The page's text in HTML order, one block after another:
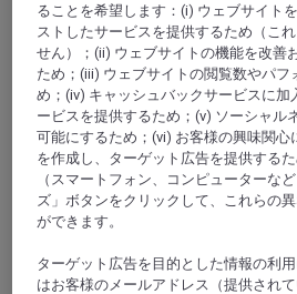
ORANGE, フランス
Mercure Orange Centre
ることを希望します：(i) ウェブサイト
ストしたサービスを提供するため（こ
せん）；(ii) ウェブサイトの機能を改善
ため；(iii) ウェブサイトの閲覧数やパフ
め；(iv) キャッシュバックサービスに加
ービスを提供するため；(v) ソーシャル
可能にするため；(vi) お客様の興味関心
を作成し、ターゲット広告を提供する
（スマートフォン、コンピューターな
ズ」ボタンをクリックして、これらの
ができます。
ターゲット広告を目的とした情報の利
はお客様のメールアドレス（提供され